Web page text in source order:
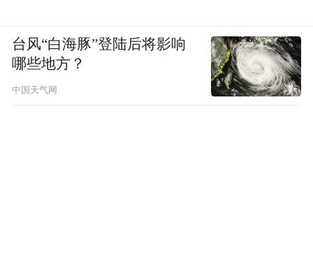
台风“白海豚”登陆后将影响
哪些地方？
中国天气网